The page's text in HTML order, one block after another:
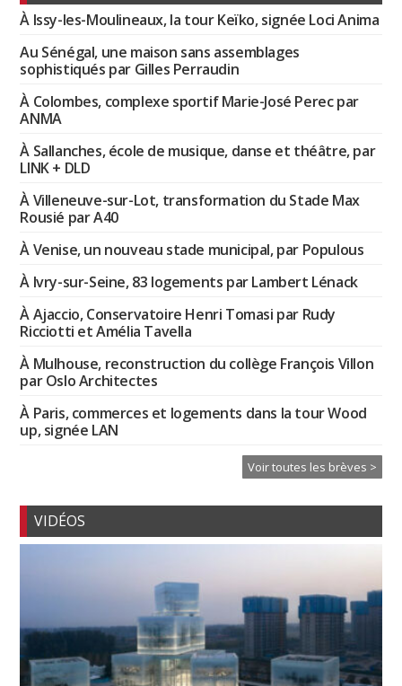
À Issy-les-Moulineaux, la tour Keïko, signée Loci Anima
Au Sénégal, une maison sans assemblages
sophistiqués par Gilles Perraudin
À Colombes, complexe sportif Marie-José Perec par
ANMA
À Sallanches, école de musique, danse et théâtre, par
LINK + DLD
À Villeneuve-sur-Lot, transformation du Stade Max
Rousié par A40
À Venise, un nouveau stade municipal, par Populous
À Ivry-sur-Seine, 83 logements par Lambert Lénack
À Ajaccio, Conservatoire Henri Tomasi par Rudy
Ricciotti et Amélia Tavella
À Mulhouse, reconstruction du collège François Villon
par Oslo Architectes
À Paris, commerces et logements dans la tour Wood
up, signée LAN
Voir toutes les brèves >
VIDÉOS